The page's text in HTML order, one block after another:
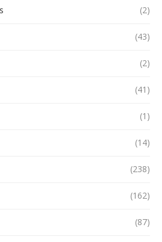
(2)
(43)
(2)
(41)
(1)
(14)
(238)
(162)
(87)